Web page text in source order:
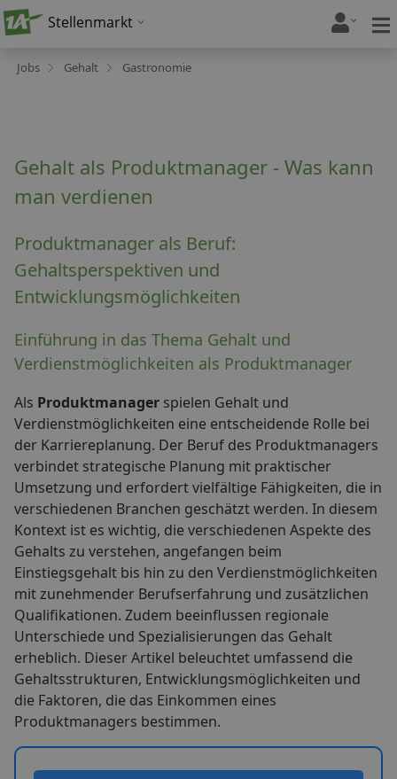
Stellenmarkt
Jobs Gehalt Gastronomie
Gehalt als Produktmanager - Was kann
man verdienen
Produktmanager als Beruf:
Gehaltsperspektiven und
Entwicklungsmöglichkeiten
Einführung in das Thema Gehalt und
Verdienstmöglichkeiten als Produktmanager
Als Produktmanager spielen Gehalt und
Verdienstmöglichkeiten eine entscheidende Rolle bei
der Karriereplanung. Der Beruf des Produktmanagers
verbindet strategische Planung mit praktischer
Umsetzung und erfordert vielfältige Fähigkeiten, die in
verschiedenen Branchen geschätzt werden. In diesem
Kontext ist es wichtig, die verschiedenen Aspekte des
Gehalts zu verstehen, angefangen beim
Einstiegsgehalt bis hin zu den Verdienstmöglichkeiten
mit zunehmender Berufserfahrung und zusätzlichen
Qualifikationen. Zudem beeinflussen regionale
Unterschiede und Spezialisierungen das Gehalt
erheblich. Dieser Artikel beleuchtet umfassend die
Gehaltsstrukturen, Entwicklungsmöglichkeiten und
die Faktoren, die das Einkommen eines
Produktmanagers bestimmen.